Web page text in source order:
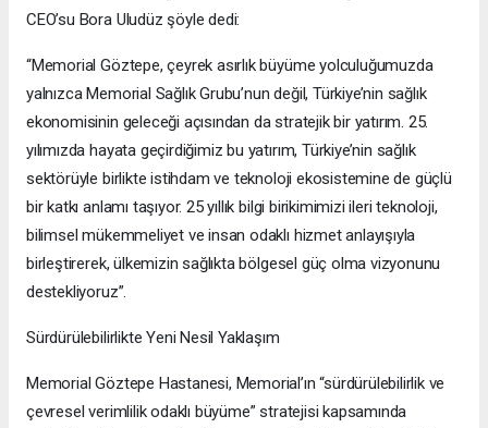
CEO’su Bora Uludüz şöyle dedi:
“Memorial Göztepe, çeyrek asırlık büyüme yolculuğumuzda
yalnızca Memorial Sağlık Grubu’nun değil, Türkiye’nin sağlık
ekonomisinin geleceği açısından da stratejik bir yatırım. 25.
yılımızda hayata geçirdiğimiz bu yatırım, Türkiye’nin sağlık
sektörüyle birlikte istihdam ve teknoloji ekosistemine de güçlü
bir katkı anlamı taşıyor. 25 yıllık bilgi birikimimizi ileri teknoloji,
bilimsel mükemmeliyet ve insan odaklı hizmet anlayışıyla
birleştirerek, ülkemizin sağlıkta bölgesel güç olma vizyonunu
destekliyoruz”.
Sürdürülebilirlikte Yeni Nesil Yaklaşım
Memorial Göztepe Hastanesi, Memorial’ın “sürdürülebilirlik ve
çevresel verimlilik odaklı büyüme” stratejisi kapsamında